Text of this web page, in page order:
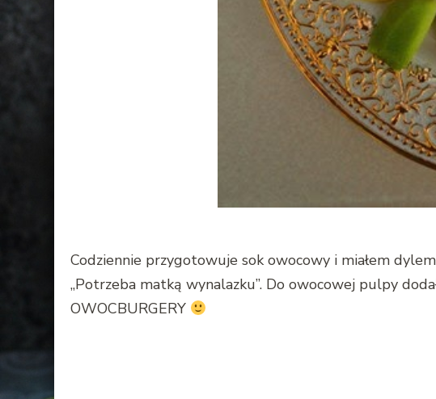
Codziennie przygotowuje sok owocowy i miałem
„Potrzeba matką wynalazku”. Do owocowej pulpy
OWOCBURGERY